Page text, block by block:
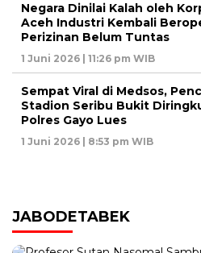
Negara Dinilai Kalah oleh
Aceh Industri Kembali
Perizinan Belum Tuntas
1 Juni 2026 | 11:26 pm WIB
Sempat Viral di Medsos,
Stadion Seribu Bukit
Polres Gayo Lues
1 Juni 2026 | 8:53 pm WIB
JABODETABEK